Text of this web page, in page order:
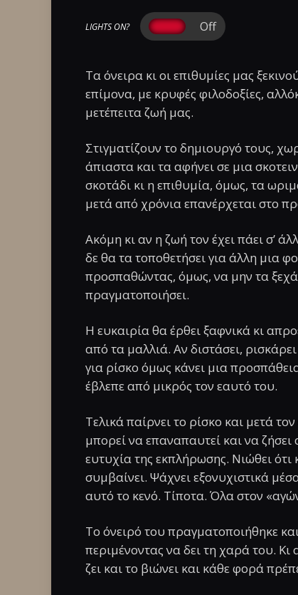
LIGHTS ON?
Τα όνειρα κι οι επιθυμίες μας
επίμονα, με κρυφές φιλοδοξίες,
μετέπειτα ζωή μας.
Στιγματίζουν το δημιουργό τους,
άπιαστα και τα αφήνει σε μια
σκοτάδι κι η επιθυμία, όμως, τα
μετά από χρόνια επανέρχεται στο
Ακόμη κι αν η ζωή τον έχει πάει σ’
δε θα τα τοποθετήσει για άλλη μια
προσπαθώντας, όμως, να μην τα
πραγματοποιήσει.
Η ευκαιρία θα έρθει ξαφνικά κι
από τα μαλλιά. Αν διστάσει,
για ρίσκο όμως κάνει μια
έβλεπε από μικρός τον εαυτό του.
Τελικά παίρνει το ρίσκο και μετά
μπορεί να επαναπαυτεί και να
ευτυχία της εκπλήρωσης. Νιώθει
συμβαίνει. Ψάχνει εξονυχιστικά
αυτό το κενό. Τίποτα. Όλα στον
Το όνειρό του πραγματοποιήθηκε
περιμένοντας να δει τη χαρά του. Κι
ζει και το βιώνει και κάθε φορά